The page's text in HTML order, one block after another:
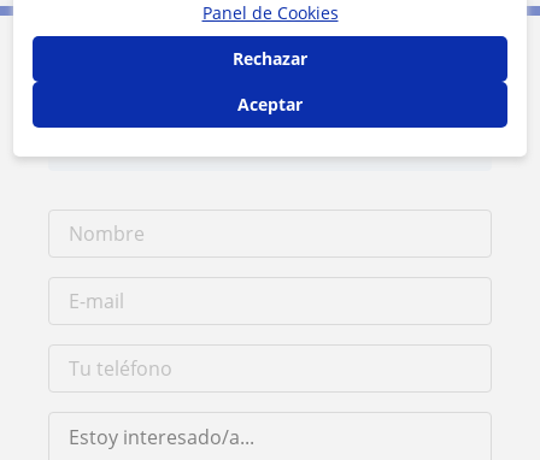
Panel de Cookies
Rechazar
Aceptar